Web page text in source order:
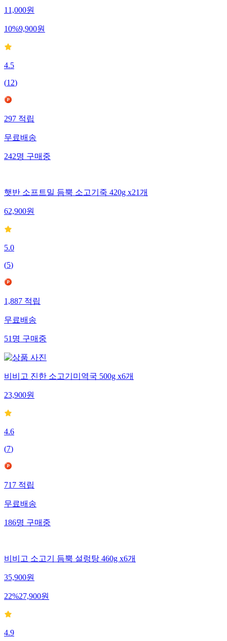
11,000원
10%9,900원
4.5
(12)
297적립
무료배송
242명구매중
햇반 소프트밀 듬뿍 소고기죽 420g x21개
62,900원
5.0
(5)
1,887적립
무료배송
51명구매중
비비고 진한 소고기미역국 500g x6개
23,900원
4.6
(7)
717적립
무료배송
186명구매중
비비고 소고기 듬뿍 설렁탕 460g x6개
35,900원
22%27,900원
4.9